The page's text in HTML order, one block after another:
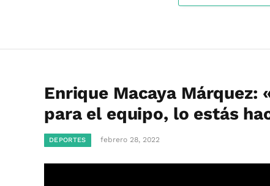
Enrique Macaya Márquez:
para el equipo, lo estás
DEPORTES febrero 28, 2022